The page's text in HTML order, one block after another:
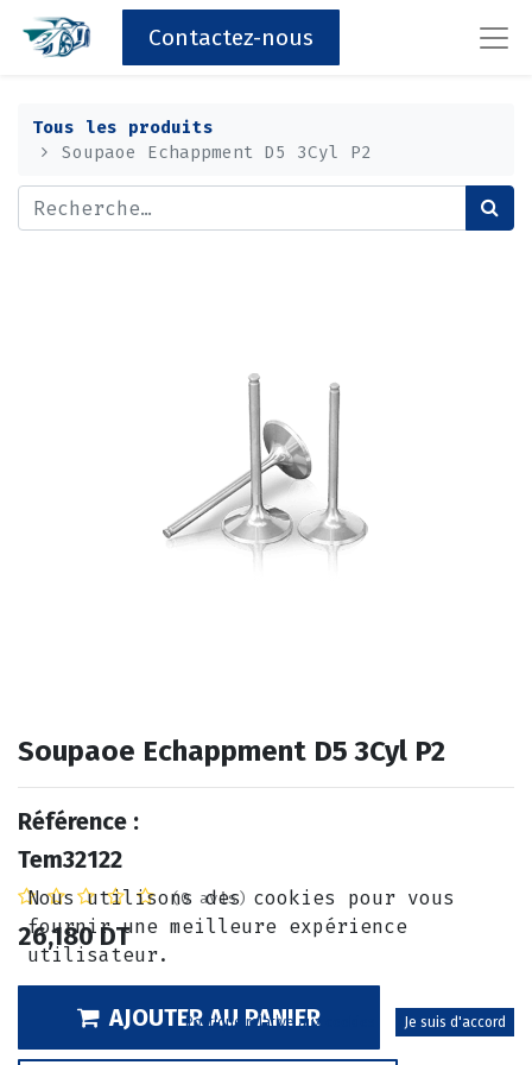
Contactez-nous
Tous les produits
Soupaoe Echappment D5 3Cyl P2
Soupaoe Echappment D5 3Cyl P2
Référence :
Tem32122
(0 avis)
26,180DT
AJOUTER AU PANIER
Nous utilisons des cookies pour vous
fournir une meilleure expérience
utilisateur.
Politique relative aux cookies Je suis d'accord